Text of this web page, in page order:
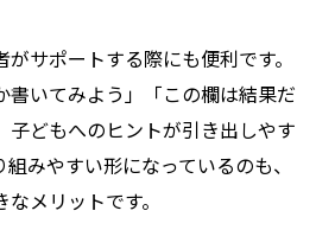
サポートする際にも便利です。
書いてみよう」「この欄は結果だ
子どもへのヒントが引き出しやす
みやすい形になっているのも、
メリットです。